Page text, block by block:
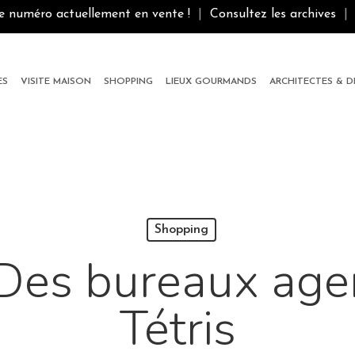
numéro actuellement en vente ! Consultez les archives
VISITE MAISON SHOPPING LIEUX GOURMANDS ARCHITECTES &
Shopping
bureaux
Tétris